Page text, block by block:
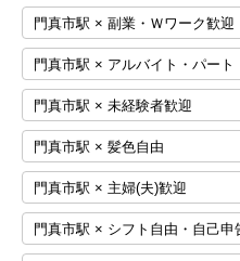
門真市駅 × 副業・Ｗワーク歓迎
門真市駅 × アルバイト・パート
門真市駅 × 未経験者歓迎
門真市駅 × 髪色自由
門真市駅 × 主婦(夫)歓迎
門真市駅 × シフト自由・自己申